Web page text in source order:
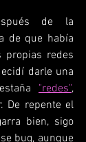
de la
de que había
propias redes
darle una
"redes",
De repente el
bien, sigo
bug, aunque